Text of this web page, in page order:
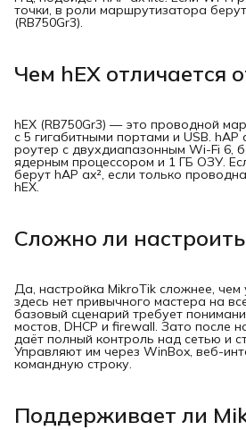
точки, в роли маршрутизатора
(RB750Gr3).
Чем hEX отличается
hEX (RB750Gr3) — это проводной
с 5 гигабитными портами и USB.
роутер с двухдиапазонным Wi-Fi 6,
ядерным процессором и 1 ГБ ОЗУ.
берут hAP ax², если только
hEX.
Сложно ли
Да, настройка MikroTik сложнее,
здесь нет привычного мастера на
базовый сценарий требует
мостов, DHCP и firewall. Зато после
даёт полный контроль над сетью и
Управляют им через WinBox, веб-
командную строку.
Поддерживает ли